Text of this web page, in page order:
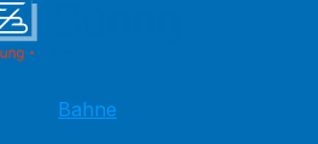
Bahne